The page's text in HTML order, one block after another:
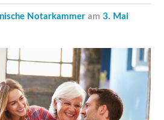
Notarkammer am3. Mai